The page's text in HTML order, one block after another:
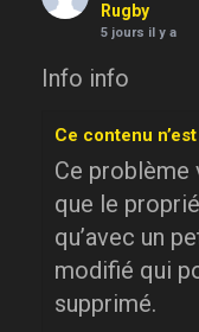
Rugby
5 jours il y a
Info info
Ce contenu
Ce problème
que le
qu’avec un
modifié qui
supprimé.